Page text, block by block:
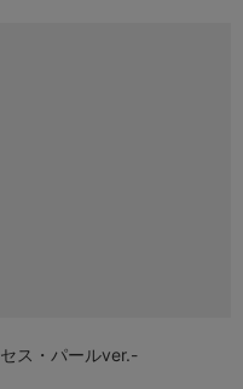
ス・パールver.-